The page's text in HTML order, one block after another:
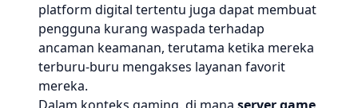
platform digital tertentu juga dapat membuat
pengguna kurang waspada terhadap
ancaman keamanan, terutama ketika mereka
terburu-buru mengakses layanan favorit
mereka.